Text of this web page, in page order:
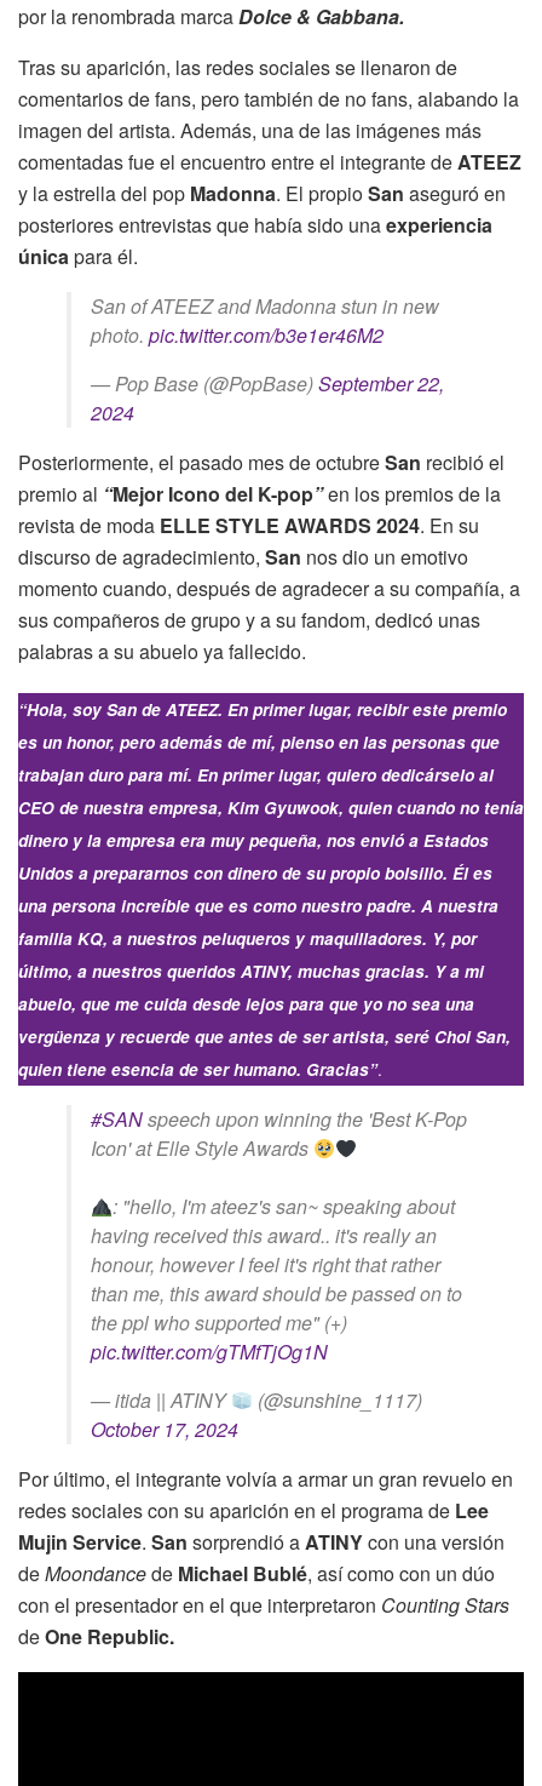
por la renombrada marcaDolce & Gabbana.
Tras su aparición, las redes sociales se llenaron de
comentarios de fans, pero también de no fans, alabando la
imagen del artista. Además, una de las imágenes más
comentadas fue el encuentro entre el integrante deATEEZ
y la estrella del pop Madonna. El propioSan aseguró en
posteriores entrevistas que había sido unaexperiencia
únicapara él.
San of ATEEZ and Madonna stun in new
photo. pic.twitter.com/b3e1er46M2
— Pop Base (@PopBase)September 22,
2024
Posteriormente, el pasado mes de octubreSan recibió el
premio al “Mejor Icono del K-pop”en los premios de la
revista de moda ELLE STYLE AWARDS 2024. En su
discurso de agradecimiento, San nos dio un emotivo
momento cuando, después de agradecer a su compañía, a
sus compañeros de grupo y a su fandom, dedicó unas
palabras a su abuelo ya fallecido.
“Hola, soy San de ATEEZ. En primer lugar, recibir este premio
es un honor, pero además de mí, pienso en las personas que
trabajan duro para mí. En primer lugar, quiero dedicárselo al
CEO de nuestra empresa, Kim Gyuwook, quien cuando no tenía
dinero y la empresa era muy pequeña, nos envió a Estados
Unidos a prepararnos con dinero de su propio bolsillo. Él es
una persona increíble que es como nuestro padre. A nuestra
familia KQ, a nuestros peluqueros y maquilladores. Y, por
último, a nuestros queridos ATINY, muchas gracias. Y a mi
abuelo, que me cuida desde lejos para que yo no sea una
vergüenza y recuerde que antes de ser artista, seré Choi San,
quien tiene esencia de ser humano. Gracias”.
#SANspeech upon winning the 'Best K-Pop
Icon' at Elle Style Awards
: "hello, I'm ateez's san~ speaking about
having received this award.. it's really an
honour, however I feel it's right that rather
than me, this award should be passed on to
the ppl who supported me" (+)
pic.twitter.com/gTMfTjOg1N
— itida || ATINY
(@sunshine_1117)
October 17, 2024
Por último, el integrante volvía a armar un gran revuelo en
redes sociales con su aparición en el programa de Lee
Mujin Service. San sorprendió aATINYcon una versión
deMoondancede Michael Bublé, así como con un dúo
con el presentador en el que interpretaron Counting Stars
deOne Republic.